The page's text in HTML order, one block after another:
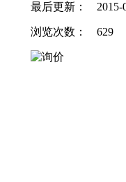
最后更新： 2015-
浏览次数： 629